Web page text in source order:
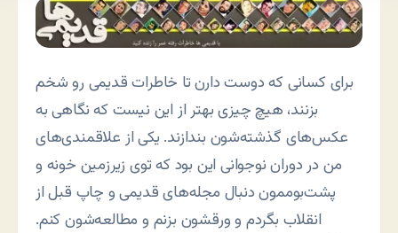
برای کسانی که دوست دارن تا خاطرات قدیمی رو شخم
بزنند، هیچ چیزی بهتر از این نیست که نگاهی به
عکس‌های گذشته‌شون بندازند. یکی از علاقمندی‌های
من در دوران نوجوانی این بود که توی زیرزمین خونه و
پشت‌بوممون دنبال مجله‌های قدیمی و چاپ قبل از
انقلاب بگردم و ورقشون بزنم و مطالعه‌شون کنم.